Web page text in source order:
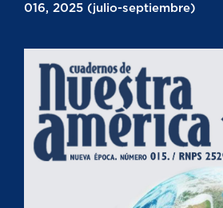
016, 2025 (julio-septiembre)